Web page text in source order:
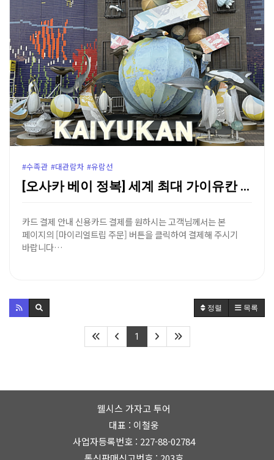
#수족관 #대관람차 #유람선
[오사카 베이 정복] 세계 최대 가이유칸 수족관 & 덴…
카드 결제 안내 신용카드 결제를 원하시는 고객님께서는 본
페이지의 [마이리얼트립 주문] 버튼을 클릭하여 결제해 주시기
바랍니다…
정렬 목록
1
웰시스 가자고 투어
대표 : 이철웅
사업자등록번호 : 227-88-02784